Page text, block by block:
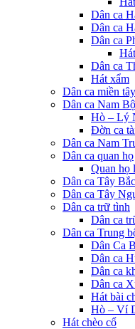
Dân ca
Dân ca
Dân ca
Dân ca
Hát xẩm
Dân ca miền tây
Dân ca Nam Bộ
Hò – Lý
Đờn ca
Dân ca Nam
Dân ca quan họ
Quan họ
Dân ca Tây Bắc
Dân ca Tây
Dân ca trữ tình
Dân ca
Dân ca Trung
Dân Ca
Dân ca
Dân ca
Dân ca
Hát bài
Hò – Ví
Hát chèo cổ